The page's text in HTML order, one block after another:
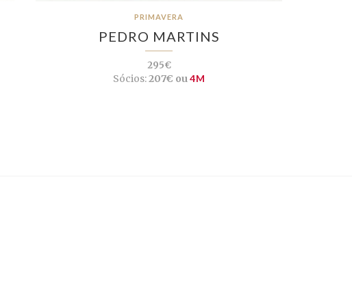
PRIMAVERA
PEDRO MARTINS
295€
Sócios:207€ ou 4M